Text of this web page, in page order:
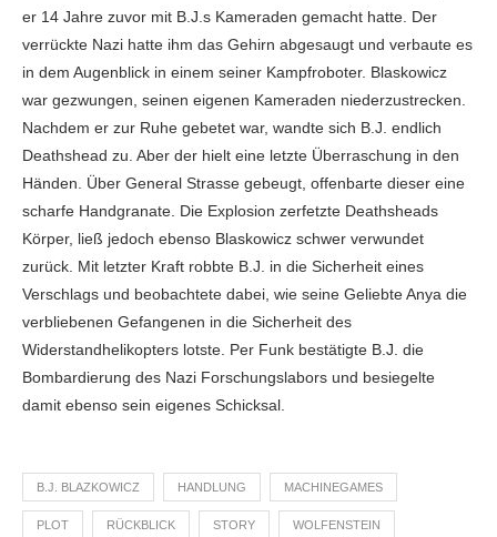
er 14 Jahre zuvor mit B.J.s Kameraden gemacht hatte. Der
verrückte Nazi hatte ihm das Gehirn abgesaugt und verbaute es
in dem Augenblick in einem seiner Kampfroboter. Blaskowicz
war gezwungen, seinen eigenen Kameraden niederzustrecken.
Nachdem er zur Ruhe gebetet war, wandte sich B.J. endlich
Deathshead zu. Aber der hielt eine letzte Überraschung in den
Händen. Über General Strasse gebeugt, offenbarte dieser eine
scharfe Handgranate. Die Explosion zerfetzte Deathsheads
Körper, ließ jedoch ebenso Blaskowicz schwer verwundet
zurück. Mit letzter Kraft robbte B.J. in die Sicherheit eines
Verschlags und beobachtete dabei, wie seine Geliebte Anya die
verbliebenen Gefangenen in die Sicherheit des
Widerstandhelikopters lotste. Per Funk bestätigte B.J. die
Bombardierung des Nazi Forschungslabors und besiegelte
damit ebenso sein eigenes Schicksal.
B.J. BLAZKOWICZ HANDLUNG MACHINEGAMES
PLOT RÜCKBLICK STORY WOLFENSTEIN